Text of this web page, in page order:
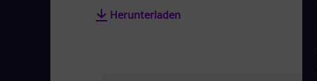
Herunterladen